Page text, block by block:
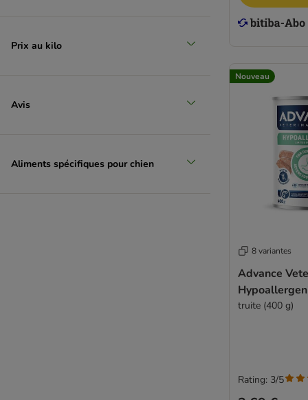
Eukanuba
RAFI
Prix au kilo
Avis
Aliments spécifiques pour chien
Nouveau
8 variantes
Advance
truite (400 g)
Rating: 3/5